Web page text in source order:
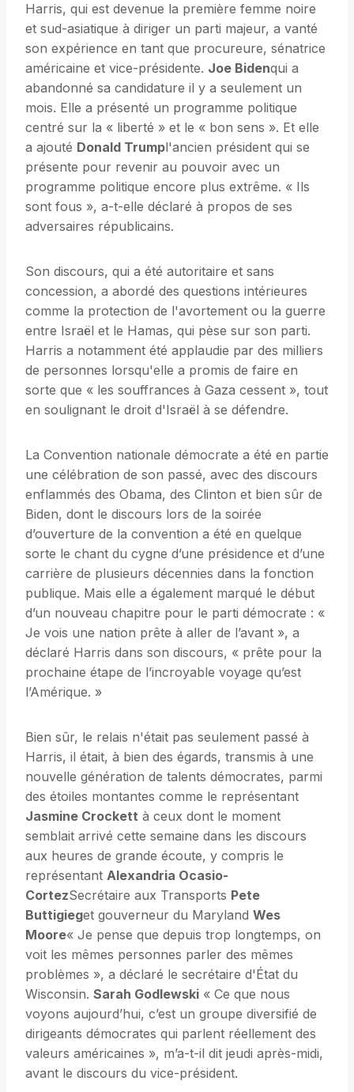
Harris, qui est devenue la première femme noire
et sud-asiatique à diriger un parti majeur, a vanté
son expérience en tant que procureure, sénatrice
américaine et vice-présidente. Joe Bidenqui a
abandonné sa candidature il y a seulement un
mois. Elle a présenté un programme politique
centré sur la « liberté » et le « bon sens ». Et elle
a ajouté Donald Trumpl'ancien président qui se
présente pour revenir au pouvoir avec un
programme politique encore plus extrême. « Ils
sont fous », a-t-elle déclaré à propos de ses
adversaires républicains.
Son discours, qui a été autoritaire et sans
concession, a abordé des questions intérieures
comme la protection de l'avortement ou la guerre
entre Israël et le Hamas, qui pèse sur son parti.
Harris a notamment été applaudie par des milliers
de personnes lorsqu'elle a promis de faire en
sorte que « les souffrances à Gaza cessent », tout
en soulignant le droit d'Israël à se défendre.
La Convention nationale démocrate a été en partie
une célébration de son passé, avec des discours
enflammés des Obama, des Clinton et bien sûr de
Biden, dont le discours lors de la soirée
d’ouverture de la convention a été en quelque
sorte le chant du cygne d’une présidence et d’une
carrière de plusieurs décennies dans la fonction
publique. Mais elle a également marqué le début
d’un nouveau chapitre pour le parti démocrate : «
Je vois une nation prête à aller de l’avant », a
déclaré Harris dans son discours, « prête pour la
prochaine étape de l’incroyable voyage qu’est
l’Amérique. »
Bien sûr, le relais n'était pas seulement passé à
Harris, il était, à bien des égards, transmis à une
nouvelle génération de talents démocrates, parmi
des étoiles montantes comme le représentant
Jasmine Crockett à ceux dont le moment
semblait arrivé cette semaine dans les discours
aux heures de grande écoute, y compris le
représentant Alexandria Ocasio-
CortezSecrétaire aux Transports Pete
Buttigieget gouverneur du Maryland Wes
Moore« Je pense que depuis trop longtemps, on
voit les mêmes personnes parler des mêmes
problèmes », a déclaré le secrétaire d'État du
Wisconsin. Sarah Godlewski « Ce que nous
voyons aujourd’hui, c’est un groupe diversifié de
dirigeants démocrates qui parlent réellement des
valeurs américaines », m’a-t-il dit jeudi après-midi,
avant le discours du vice-président.